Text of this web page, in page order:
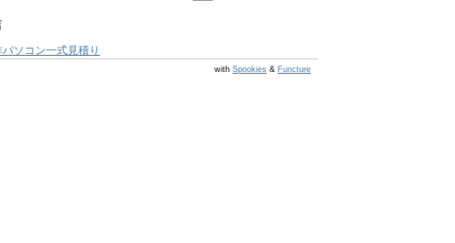
パソコン一式見積り
with Spookies & Functure